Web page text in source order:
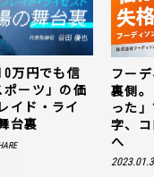
万円でも信
ーツ」の価
イド・ライ
台裏
フー
裏側
った
字、
へ